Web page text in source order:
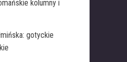
kolumny i
gotyckie